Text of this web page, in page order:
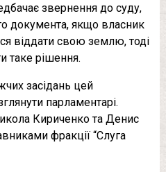
звернення до суду,
документа, якщо власник
віддати свою землю, тоді
таке рішення.
засідань цей
парламентарі.
Кириченко та Денис
фракції “Слуга